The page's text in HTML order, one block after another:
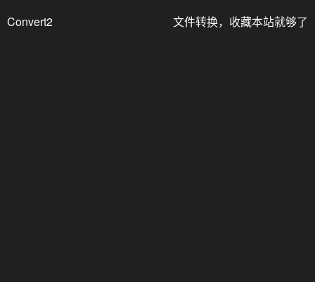
Convert2 文件转换，收藏本站就够了